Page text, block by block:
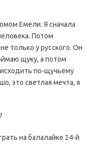
Емели. Я сначала
Потом
только у русского. Он
щуку, а потом
по-щучьему
это светлая мечта, я
на балалайке 24-й